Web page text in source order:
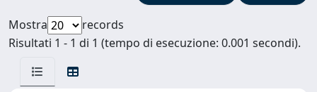
Mostra
records
Risultati 1 - 1 di 1 (tempo di esecuzione: 0.001 secondi).